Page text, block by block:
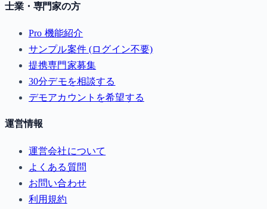
士業・専門家の方
Pro 機能紹介
サンプル案件 (ログイン不要)
提携専門家募集
30分デモを相談する
デモアカウントを希望する
運営情報
運営会社について
よくある質問
お問い合わせ
利用規約